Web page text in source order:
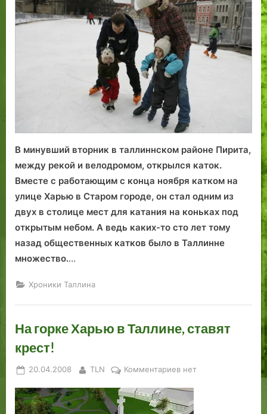
–
былого
и
нынешнего
В минувший вторник в таллиннском районе Пирита,
между рекой и велодромом, открылся каток.
Вместе с работающим с конца ноября катком на
улице Харью в Старом городе, он стал одним из
двух в столице мест для катания на коньках под
открытым небом. А ведь каких-то сто лет тому
назад общественных катков было в Таллинне
множество.…
Хроники Таллина
На горке Харью в Таллине, ставят
крест!
Posted
20.04.2008 By
TLN Комментариевк
горке
нет